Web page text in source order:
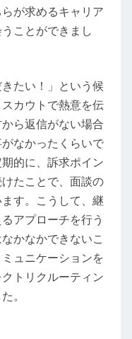
が求めるキャリア
ことができまし
たい！」という候
カウトで熱意を伝
ら返信がない場合
なかったくらいで
的に、訴求ポイン
たことで、面談の
す。こうして、継
アプローチを行う
かなかできないこ
ュニケーションを
トリクルーティン
。